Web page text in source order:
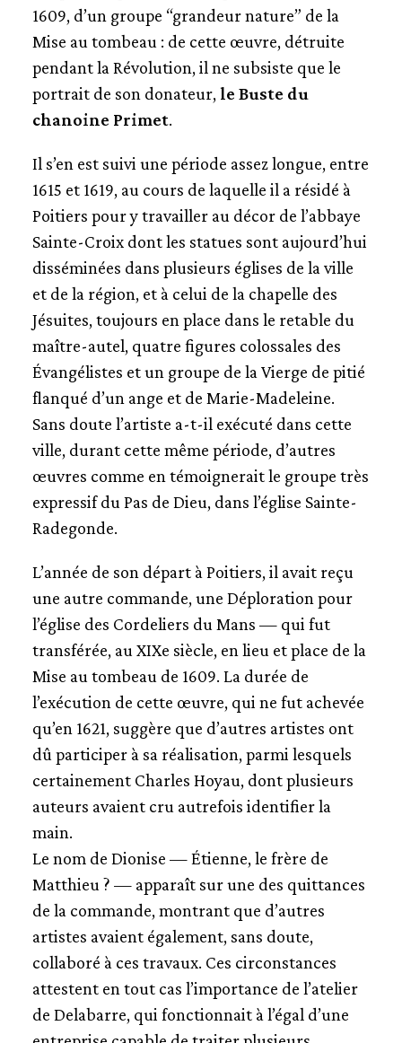
1609, d’un groupe “grandeur nature” de la
Mise au tombeau : de cette œuvre, détruite
pendant la Révolution, il ne subsiste que le
portrait de son donateur, le Buste du
chanoine Primet.
Il s’en est suivi une période assez longue, entre
1615 et 1619, au cours de laquelle il a résidé à
Poitiers pour y travailler au décor de l’abbaye
Sainte-Croix dont les statues sont aujourd’hui
disséminées dans plusieurs églises de la ville
et de la région, et à celui de la chapelle des
Jésuites, toujours en place dans le retable du
maître-autel, quatre figures colossales des
Évangélistes et un groupe de la Vierge de pitié
flanqué d’un ange et de Marie-Madeleine.
Sans doute l’artiste a-t-il exécuté dans cette
ville, durant cette même période, d’autres
œuvres comme en témoignerait le groupe très
expressif du Pas de Dieu, dans l’église Sainte-
Radegonde.
L’année de son départ à Poitiers, il avait reçu
une autre commande, une Déploration pour
l’église des Cordeliers du Mans — qui fut
transférée, au XIXe siècle, en lieu et place de la
Mise au tombeau de 1609. La durée de
l’exécution de cette œuvre, qui ne fut achevée
qu’en 1621, suggère que d’autres artistes ont
dû participer à sa réalisation, parmi lesquels
certainement Charles Hoyau, dont plusieurs
auteurs avaient cru autrefois identifier la
main.
Le nom de Dionise — Étienne, le frère de
Matthieu ? — apparaît sur une des quittances
de la commande, montrant que d’autres
artistes avaient également, sans doute,
collaboré à ces travaux. Ces circonstances
attestent en tout cas l’importance de l’atelier
de Delabarre, qui fonctionnait à l’égal d’une